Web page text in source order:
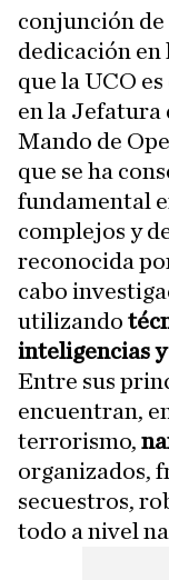
conjunción
dedicación en
que la UCO
en la Jefatura
Mando de
que se ha
fundamental
complejos y
reconocida
cabo
utilizando
inteligencias
Entre sus
encuentran,
terrorismo,
organizados,
secuestros,
todo a nivel